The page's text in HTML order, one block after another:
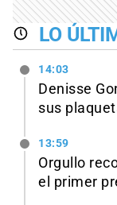
LO
14:03
Denisse
sus
13:59
Orgullo
el primer